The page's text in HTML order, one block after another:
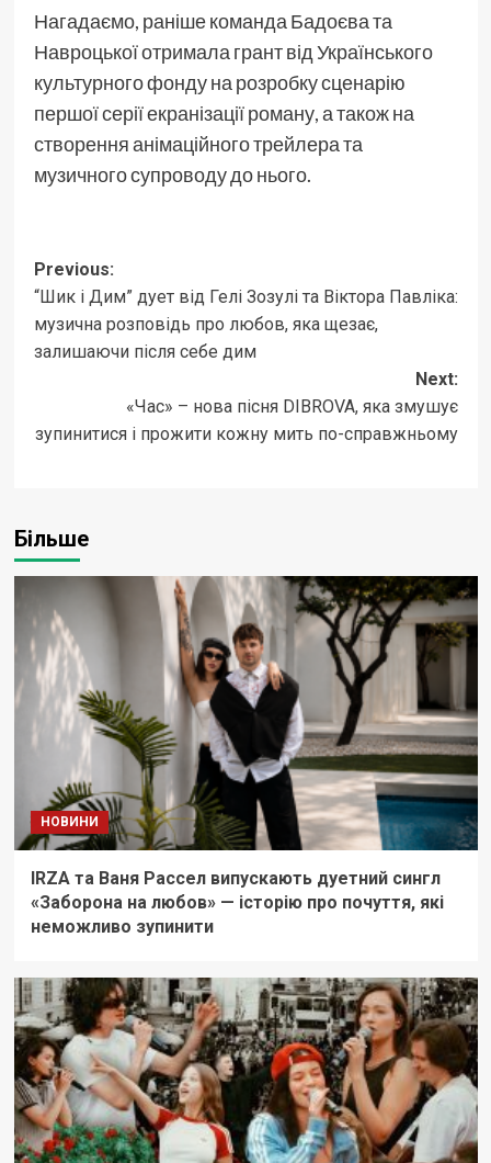
Нагадаємо, раніше команда Бадоєва та
Навроцької отримала грант від Українського
культурного фонду на розробку сценарію
першої серії екранізації роману, а також на
створення анімаційного трейлера та
музичного супроводу до нього.
Post
navigation
Previous:
“Шик і Дим” дует від Гелі Зозулі та Віктора Павліка:
музична розповідь про любов, яка щезає,
залишаючи після себе дим
Next:
«Час» – нова пісня DIBROVA, яка змушує
зупинитися і прожити кожну мить по-справжньому
Більше
НОВИНИ
IRZA та Ваня Рассел випускають дуетний сингл
«Заборона на любов» — історію про почуття, які
неможливо зупинити